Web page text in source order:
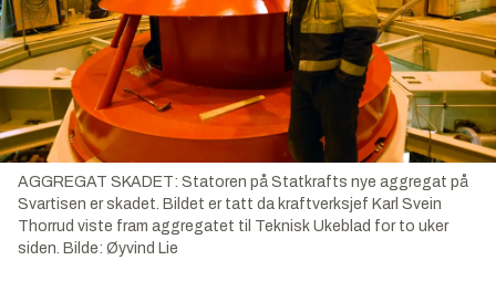
AGGREGAT SKADET: Statoren på Statkrafts nye aggregat på
Svartisen er skadet. Bildet er tatt da kraftverksjef Karl Svein
Thorrud viste fram aggregatet til Teknisk Ukeblad for to uker
siden. Bilde: Øyvind Lie